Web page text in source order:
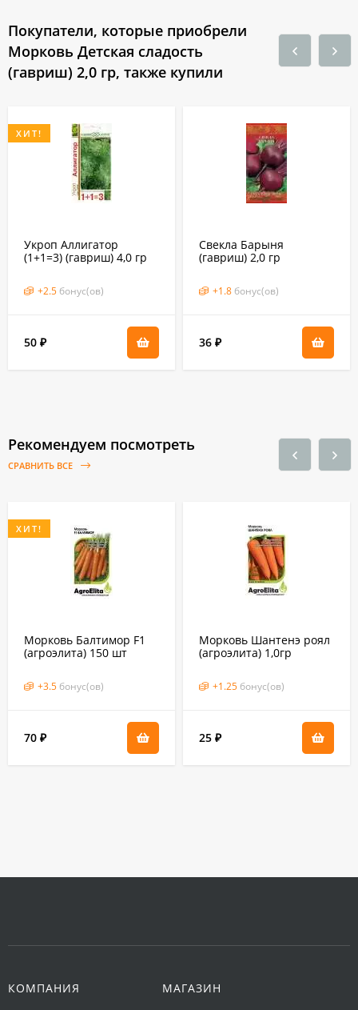
Покупатели, которые приобрели
Морковь Детская сладость
(гавриш) 2,0 гр, также купили
ХИТ!
Укроп Аллигатор
(1+1=3) (гавриш) 4,0 гр
+2.5 бонус(ов)
50 ₽
Свекла Барыня
(гавриш) 2,0 гр
+1.8 бонус(ов)
36 ₽
Рекомендуем посмотреть
СРАВНИТЬ ВСЕ
ХИТ!
Морковь Балтимор F1
(агроэлита) 150 шт
+3.5 бонус(ов)
70 ₽
Морковь Шантенэ роял
(агроэлита) 1,0гр
+1.25 бонус(ов)
25 ₽
КОМПАНИЯ МАГАЗИН